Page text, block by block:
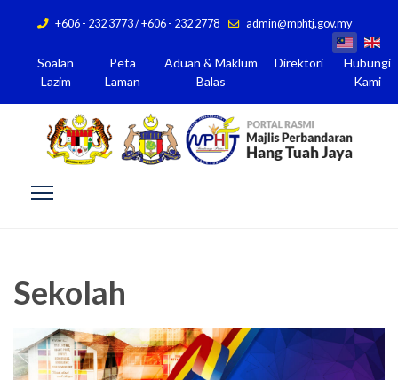
+606 - 232 3773 / +606 - 232 2778 admin@mphtj.gov.my
Soalan
Lazim
Peta
Laman
Aduan & Maklum
Balas
Direktori
Hubungi
Kami
Sekolah